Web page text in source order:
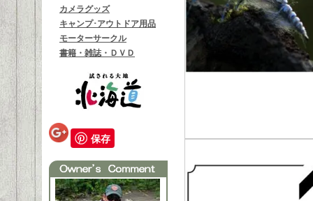
カメラグッズ
キャンプ･アウトドア用品
モーターサークル
書籍・雑誌・ＤＶＤ
保存